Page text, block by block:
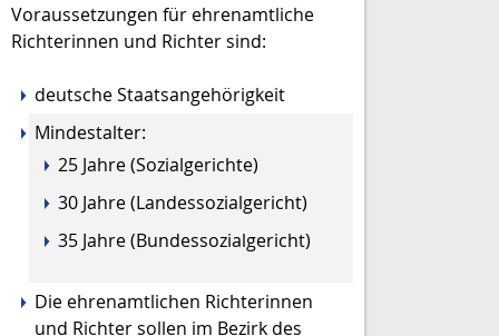
Voraussetzungen für ehrenamtliche
Richterinnen und Richter sind:
deutsche Staatsangehörigkeit
Mindestalter:
25 Jahre (Sozialgerichte)
30 Jahre (Landessozialgericht)
35 Jahre (Bundessozialgericht)
Die ehrenamtlichen Richterinnen
und Richter sollen im Bezirk des